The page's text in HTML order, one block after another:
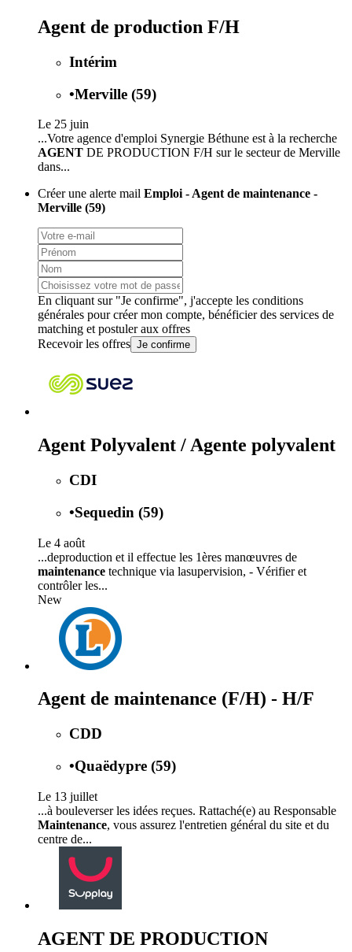
Agent de production F/H
Intérim
•Merville (59)
Le 25 juin
...Votre agence d'emploi Synergie Béthune est à la recherche
AGENT DE PRODUCTION F/H sur le secteur de Merville
dans...
Créer une alerte mail Emploi - Agent de maintenance -
Merville (59)
En cliquant sur "Je confirme", j'accepte les conditions
générales pour créer mon compte, bénéficier des services de
matching et postuler aux offres
Recevoir les offres Je confirme
Agent Polyvalent / Agente polyvalent
CDI
•Sequedin (59)
Le 4 août
...deproduction et il effectue les 1ères manœuvres de
maintenance technique via lasupervision, - Vérifier et
contrôler les...
New
Agent de maintenance (F/H) - H/F
CDD
•Quaëdypre (59)
Le 13 juillet
...à bouleverser les idées reçues. Rattaché(e) au Responsable
Maintenance, vous assurez l'entretien général du site et du
centre de...
AGENT DE PRODUCTION